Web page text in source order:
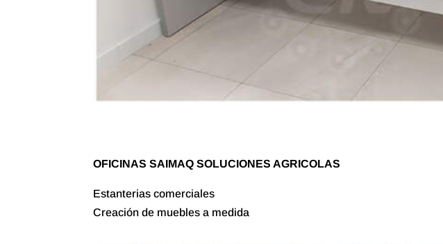
OFICINAS SAIMAQ SOLUCIONES AGRICOLAS
Estanterias comerciales
Creación de muebles a medida